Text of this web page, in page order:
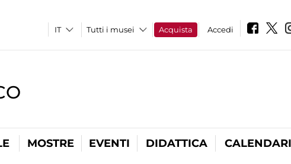
Tutti i musei Acquista Accedi
MOSTRE EVENTI DIDATTICA